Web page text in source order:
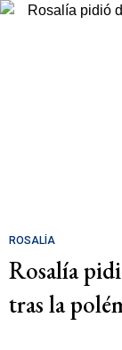
ROSALÍA
Rosalía
tras la